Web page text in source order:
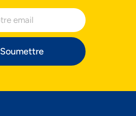
Assistance
Soumettre